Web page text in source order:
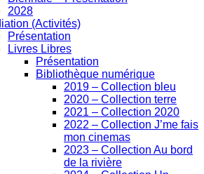
2028
(Activités)
Présentation
Livres Libres
Présentation
Bibliothèque numérique
2019 – Collection bleu
2020 – Collection terre
2021 – Collection 2020
2022 – Collection J’me fais
mon cinemas
2023 – Collection Au bord
de la rivière